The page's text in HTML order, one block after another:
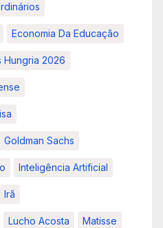
Economia Da Educação
Hungria 2026
Goldman Sachs
Inteligência Artificial
Irã
Lucho Acosta Matisse